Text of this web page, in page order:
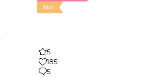
Хит
5
185
5